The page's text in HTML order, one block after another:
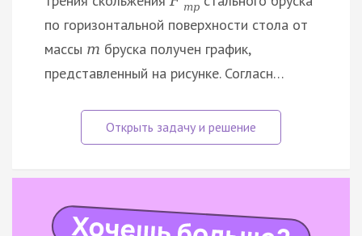
тр
по горизонтальной поверхности стола от
массы m бруска получен график,
представленный на рисунке. Согласн…